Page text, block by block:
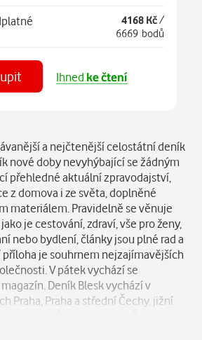
4168 Kč/
6669 bodů
Ihned ke čtení
a nejčtenější celostátní deník
nové doby nevyhýbající se žádným
přehledné aktuální zpravodajství,
z domova i ze světa, doplněné
materiálem. Pravidelně se věnuje
je cestování, zdraví, vše pro ženy,
nebo bydlení, články jsou plné rad a
je souhrnem nejzajímavějších
V pátek vychází se
Deník Blesk vychází v
Praha, Praha a střední Čechy, jižní
severní Čechy, západní Čechy, Brno
Morava. V neděli vychází jeho